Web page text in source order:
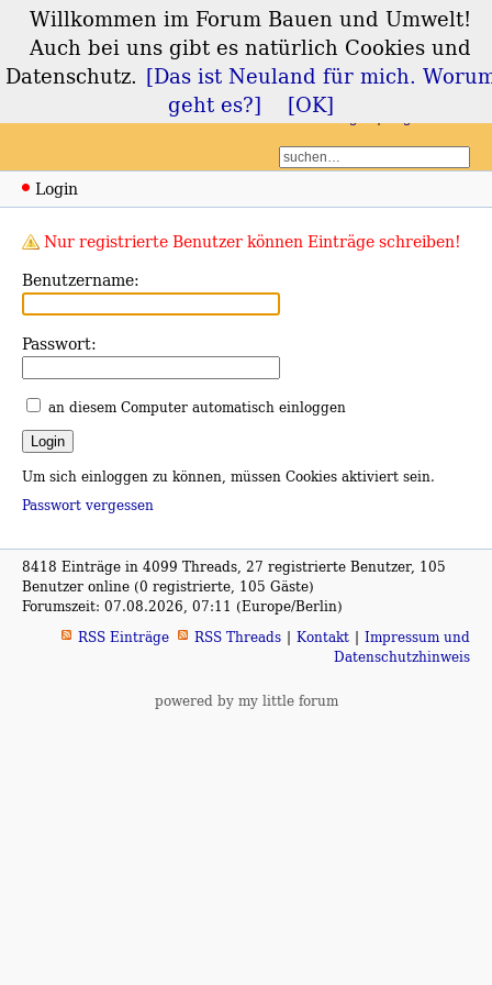
Forum Bauen und
Umwelt
Login
Nur registrierte Benutzer können Einträge schreiben!
Benutzername:
Passwort:
an diesem Computer automatisch einloggen
Um sich einloggen zu können, müssen Cookies aktiviert sein.
Passwort vergessen
8418 Einträge in 4099 Threads, 27 registrierte Benutzer, 105
Benutzer online (0 registrierte, 105 Gäste)
Forumszeit: 07.08.2026, 07:11 (Europe/Berlin)
RSS Einträge
RSS Threads Kontakt
Impressum und
Datenschutzhinweis
powered by my little forum
Willkommen im Forum Bauen und Umwelt!
Auch bei uns gibt es natürlich Cookies und
Datenschutz. [Das ist Neuland für mich.
geht es?]
[OK]